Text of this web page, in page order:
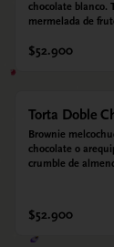
chocolate blanco.
mermelada de
harina quinoa,
$52.900
Torta Doble
Brownie
chocolate o
crumble de
Endulzada con
$52.900